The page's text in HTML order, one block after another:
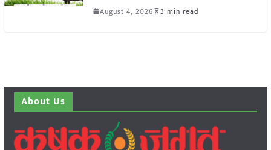
August 4, 2026 3 min read
About Us